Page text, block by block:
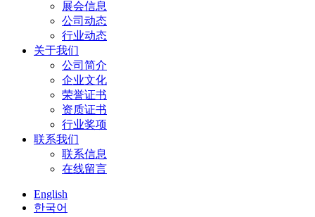
展会信息
公司动态
行业动态
关于我们
公司简介
企业文化
荣誉证书
资质证书
行业奖项
联系我们
联系信息
在线留言
English
한국어